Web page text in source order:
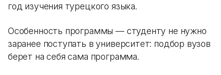
год изучения турецкого языка.
Особенность программы — студенту не нужно
заранее поступать в университет: подбор вузов
берет на себя сама программа.